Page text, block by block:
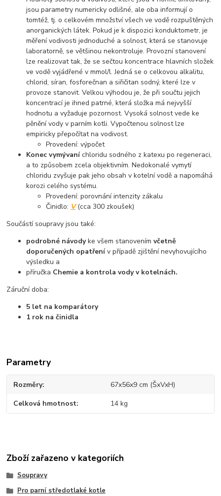
jsou parametry numericky odlišné, ale oba informují o
tomtéž, tj. o celkovém množství všech ve vodě rozpuštěných
anorganických látek. Pokud je k dispozici konduktometr, je
měření vodivosti jednoduché a solnost, která se stanovuje
laboratorně, se většinou nekontroluje. Provozní stanovení
lze realizovat tak, že se sečtou koncentrace hlavních složek
ve vodě vyjádřené v mmol/l. Jedná se o celkovou alkalitu,
chlorid, síran, fosforečnan a siřičitan sodný, které lze v
provoze stanovit. Velkou výhodou je, že při součtu jejich
koncentrací je ihned patrné, která složka má nejvyšší
hodnotu a vyžaduje pozornost. Vysoká solnost vede ke
pěnění vody v parním kotli. Vypočtenou solnost lze
empiricky přepočítat na vodivost.
Provedení: výpočet
Konec vymývaníchloridu sodného z katexu po regeneraci,
a to způsobem zcela objektivním. Nedokonalé vymytí
chloridu zvyšuje pak jeho obsah v kotelní vodě a napomáhá
korozi celého systému.
Provedení: porovnání intenzity zákalu
Činidlo: V(cca 300 zkoušek)
Součástí soupravy jsou také:
podrobné návodyke všem stanovenímvčetně
doporučených opatřenív případě zjištění nevyhovujícího
výsledku a
příručka Chemie a kontrola vody v kotelnách.
Záruční doba:
5 let na komparátory
1 rok na činidla
Parametry
Rozměry 67x56x9 cm (ŠxVxH)
Celková hmotnost 14 kg
Zboží zařazeno v kategoriích
Soupravy
Pro parní středotlaké kotle